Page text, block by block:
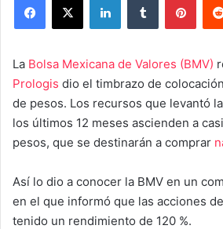
La Bolsa Mexicana de Valores (BMV)
Prologis dio el timbrazo de
de pesos. Los recursos que levantó
los últimos 12 meses ascienden a
pesos, que se destinarán a comprar
Así lo dio a conocer la BMV en un
en el que informó que las acciones
tenido un rendimiento de 120 %.